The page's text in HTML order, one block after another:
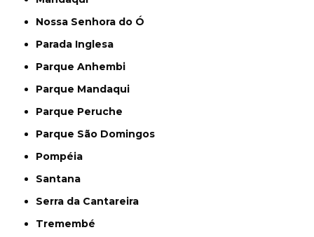
Nossa Senhora do Ó
Parada Inglesa
Parque Anhembi
Parque Mandaqui
Parque Peruche
Parque São Domingos
Pompéia
Santana
Serra da Cantareira
Tremembé